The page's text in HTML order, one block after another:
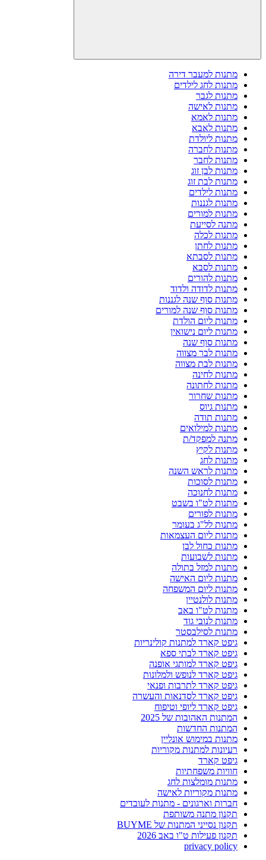
מתנות למעבר דירה
מתנות לחג לילדים
מתנות לגבר
מתנות לאישה
מתנות לאמא
מתנות לאבא
מתנות ליולדת
מתנות לחברה
מתנות לחבר
מתנות לבן זוג
מתנות לבת זוג
מתנות לילדים
מתנות לגננות
מתנות למורים
מתנה לסייעת
מתנות לכלה
מתנות לחתן
מתנות לסבתא
מתנות לסבא
מתנות להורים
מתנות לדודה ולדוד
מתנות סוף שנה לגננות
מתנות סוף שנה למורים
מתנות ליום הולדת
מתנות ליום נישואין
מתנות סוף שנה
מתנות לבר מצווה
מתנות לבת מצווה
מתנות לחינה
מתנות לחתונה
מתנות שחרור
מתנות גיוס
מתנות תודה
מתנות למילואים
מתנה למפקד/ת
מתנות לקיץ
מתנות לחג
מתנות לראש השנה
מתנות לסוכות
מתנות לחנוכה
מתנות לט"ו בשבט
מתנות לפורים
מתנות לל"ג בעומר
מתנות ליום העצמאות
מתנות כחול לבן
מתנות לשבועות
מתנות למזל בתולה
מתנות ליום האישה
מתנות ליום המשפחה
מתנות לולנטיין
מתנות לט"ו באב
מתנות לנובי גוד
מתנות לסילבסטר
גיפט קארד למתנות קולינריות
גיפט קארד לבתי ספא
גיפט קארד למותגי אופנה
גיפט קארד לנופש ולמלונות
גיפט קארד לתרבות ופנאי
גיפט קארד לסדנאות והעשרה
גיפט קארד ליופי וטיפוח
המתנות האהובות של 2025
המתנות החדשות
מתנות במימוש אונליין
רעיונות למתנות מקוריות
גיפט קארד
חוויות משפחתיות
מתנות מומלצות לחג
מתנות מקוריות לאישה
חברות וארגונים - מתנות לעובדים
תקנון מתנה משותפת
תקנון נסייני המתנות של BUYME
תקנון פעילות ט"ו באב 2026
privacy policy